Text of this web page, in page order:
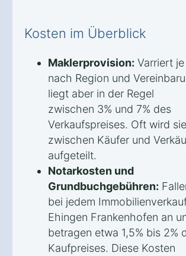
Kosten im Überblick
Maklerprovision: Varriert je
nach Region und
liegt aber in der Regel
zwischen 3% und 7% des
Verkaufspreises. Oft wird sie
zwischen Käufer und
aufgeteilt.
Notarkosten und
Grundbuchgebühren:
bei jedem
Ehingen Frankenhofen an
betragen etwa 1,5% bis 2%
Kaufpreises. Diese Kosten